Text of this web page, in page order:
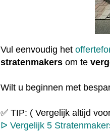
Vul eenvoudig het
stratenmakers om te
Wilt u beginnen met
✅ TIP: ( Vergelijk altijd
ᐅ Vergelijk 5